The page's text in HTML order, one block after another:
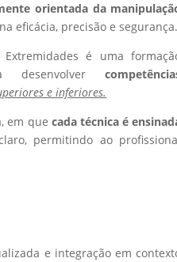
orientada da
eficácia, precisão e segurança.
é uma
desenvolver
e inferiores.
em que cada técnica é
permitindo ao
e integração em